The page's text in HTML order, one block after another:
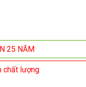
25 NĂM
chất lượng